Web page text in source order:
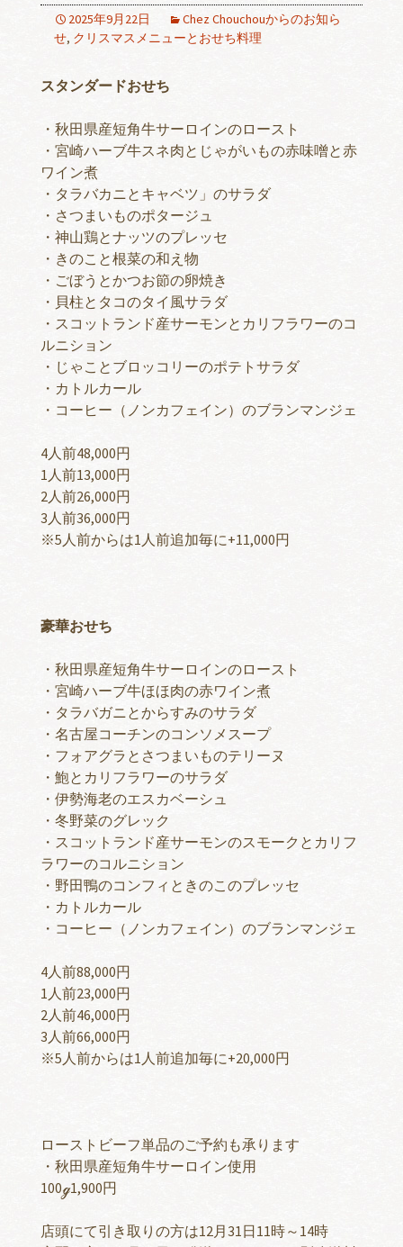
2025年9月22日
Chez Chouchouからのお知ら
せ, クリスマスメニューとおせち料理
スタンダードおせち
・秋田県産短角牛サーロインのロースト
・宮崎ハーブ牛スネ肉とじゃがいもの赤味噌と赤
ワイン煮
・タラバカニとキャベツ」のサラダ
・さつまいものポタージュ
・神山鶏とナッツのプレッセ
・きのこと根菜の和え物
・ごぼうとかつお節の卵焼き
・貝柱とタコのタイ風サラダ
・スコットランド産サーモンとカリフラワーのコ
ルニション
・じゃことブロッコリーのポテトサラダ
・カトルカール
・コーヒー（ノンカフェイン）のブランマンジェ
4人前48,000円
1人前13,000円
2人前26,000円
3人前36,000円
※5人前からは1人前追加毎に+11,000円
豪華おせち
・秋田県産短角牛サーロインのロースト
・宮崎ハーブ牛ほほ肉の赤ワイン煮
・タラバガニとからすみのサラダ
・名古屋コーチンのコンソメスープ
・フォアグラとさつまいものテリーヌ
・鮑とカリフラワーのサラダ
・伊勢海老のエスカベーシュ
・冬野菜のグレック
・スコットランド産サーモンのスモークとカリフ
ラワーのコルニション
・野田鴨のコンフィときのこのプレッセ
・カトルカール
・コーヒー（ノンカフェイン）のブランマンジェ
4人前88,000円
1人前23,000円
2人前46,000円
3人前66,000円
※5人前からは1人前追加毎に+20,000円
ローストビーフ単品のご予約も承ります
・秋田県産短角牛サーロイン使用
100ℊ1,900円
店頭にて引き取りの方は12月31日11時～14時